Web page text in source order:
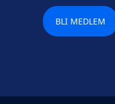
BLI MEDLEM